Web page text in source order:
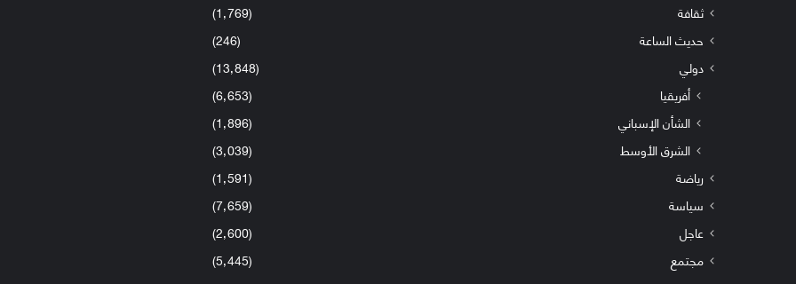
ثقافة
(1٬769)
حديث الساعة
(246)
دولي
(13٬848)
أفريقيا
(6٬653)
الشأن الإسباني
(1٬896)
الشرق الأوسط
(3٬039)
رياضة
(1٬591)
سياسة
(7٬659)
عاجل
(2٬600)
مجتمع
(5٬445)